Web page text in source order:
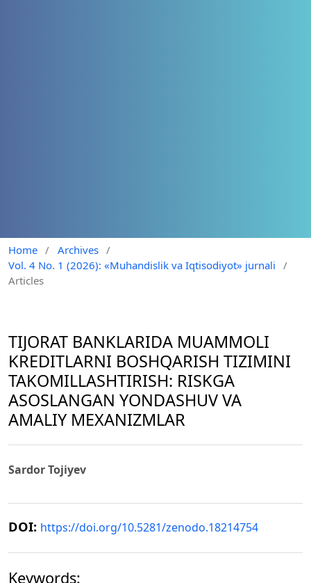
Home / Archives /
Vol. 4 No. 1 (2026): «Muhandislik va Iqtisodiyot» jurnali
/
Articles
TIJORAT BANKLARIDA MUAMMOLI
KREDITLARNI BOSHQARISH TIZIMINI
TAKOMILLASHTIRISH: RISKGA
ASOSLANGAN YONDASHUV VA
AMALIY MEXANIZMLAR
Sardor Tojiyev
DOI: https://doi.org/10.5281/zenodo.18214754
Keywords: